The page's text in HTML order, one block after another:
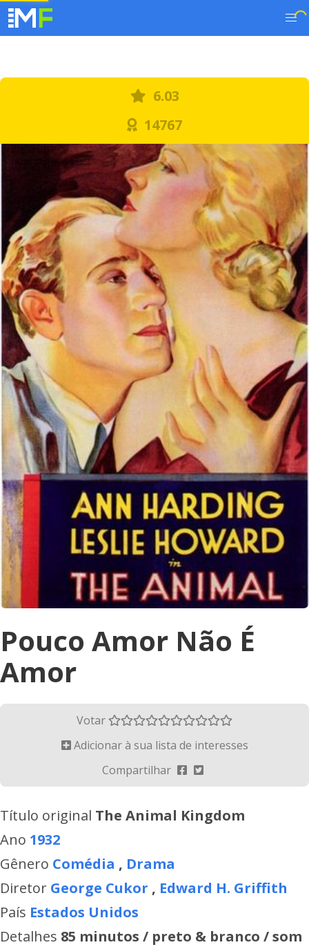
6.03
14767
Pouco Amor Não É
Amor
Votar
Adicionar à sua lista de interesses
Compartilhar
Título original The Animal Kingdom
Ano 1932
Gênero Comédia , Drama
Diretor George Cukor , Edward H. Griffith
País Estados Unidos
Detalhes 85 minutos / preto & branco / som